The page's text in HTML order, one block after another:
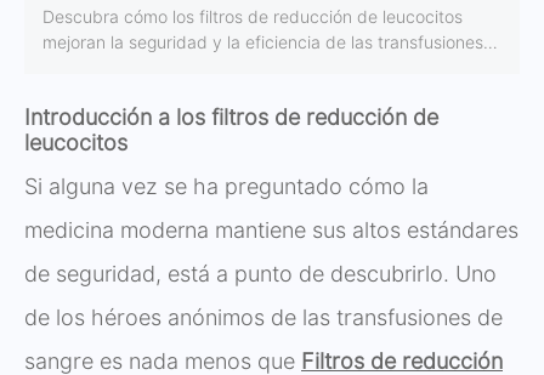
Descubra cómo los filtros de reducción de leucocitos
mejoran la seguridad y la eficiencia de las transfusiones
Introducción a los filtros de reducción de
leucocitos
Si alguna vez se ha preguntado cómo la
medicina moderna mantiene sus altos estándares
de seguridad, está a punto de descubrirlo. Uno
de los héroes anónimos de las transfusiones de
sangre es nada menos que Filtros de reducción